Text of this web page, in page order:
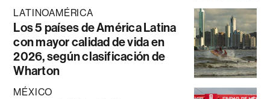
LATINOAMÉRICA
Los 5 países de América Latina
con mayor calidad de vida en
2026, según clasificación de
Wharton
MÉXICO